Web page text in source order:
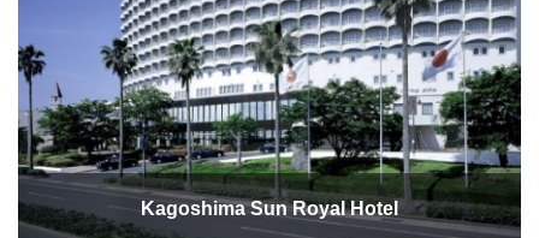
Kagoshima Sun Royal Hotel